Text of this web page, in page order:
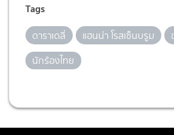
Tags
ดาราเดลี่ แฮนน่า โรสเซ็นบรูม
นักร้องไทย